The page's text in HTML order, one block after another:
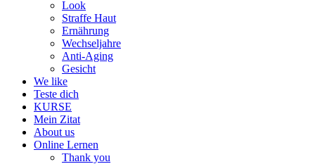
Look
Straffe Haut
Ernährung
Wechseljahre
Anti-Aging
Gesicht
We like
Teste dich
KURSE
Mein Zitat
About us
Online Lernen
Thank you